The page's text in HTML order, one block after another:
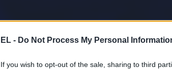
EL - Do Not Process My Personal
If you wish to opt-out of the sale, sharing to third